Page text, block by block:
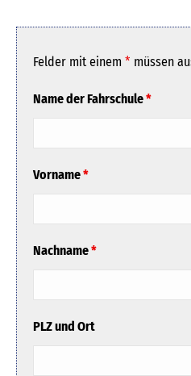
Felder mit einem * müssen
Name der Fahrschule*
Vorname*
Nachname*
PLZ und Ort